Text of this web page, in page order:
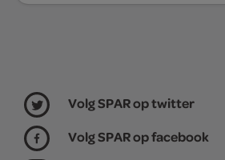
Volg SPAR op twitter
Volg SPAR op facebook